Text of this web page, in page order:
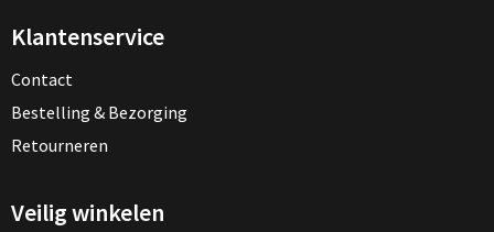
Klantenservice
Contact
Bestelling & Bezorging
Retourneren
Veilig winkelen